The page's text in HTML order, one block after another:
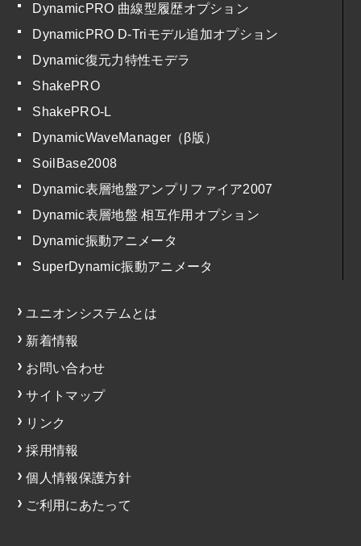
DynamicPRO 曲線型履歴オプション
DynamicPRO D-Triモデル追加オプション
Dynamic復元力特性モデラ
ShakePRO
ShakePRO-L
DynamicWaveManager（β版）
SoilBase2008
Dynamic表層地盤アンプリファイア2007
Dynamic表層地盤 相互作用オプション
Dynamic振動アニメータ
SuperDynamic振動アニメータ
ユニオンシステムとは
新着情報
お問い合わせ
サイトマップ
リンク
採用情報
個人情報保護方針
ご利用にあたって